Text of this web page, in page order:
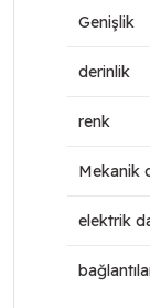
Genişlik
derinlik
renk
Mekanik
elektrik